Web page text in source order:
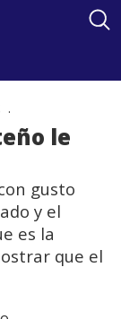
.
le
gusto
y el
es la
que el